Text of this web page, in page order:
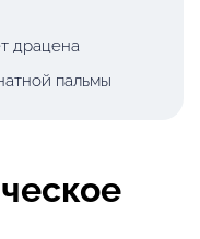
драцена
пальмы